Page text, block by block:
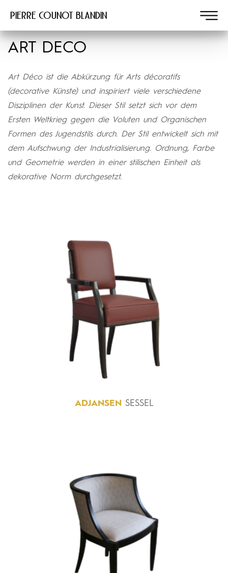
Pierre COUNOT BLANDIN
ART DECO
Art Déco ist die Abkürzung für Arts décoratifs
(decorative Künste) und inspiriert viele verschiedene
Disziplinen der Kunst. Dieser Stil setzt sich vor dem
Ersten Weltkrieg gegen die Voluten und Organischen
Formen des Jugendstils durch. Der Stil entwickelt sich mit
dem Aufschwung der Industrialisierung. Ordnung, Farbe
und Geometrie werden in einer stilischen Einheit als
dekorative Norm durchgesetzt.
ADJANSEN SESSEL